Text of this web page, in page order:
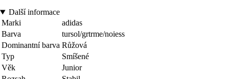
Další informace
Marki
adidas
Barva
tursol/grtrme/noiess
Dominantní barva Růžová
Typ
Smíšené
Věk
Junior